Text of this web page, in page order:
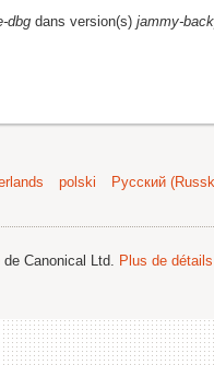
dbg dans version(s) jammy-
polski Русский
de Canonical Ltd. Plus de